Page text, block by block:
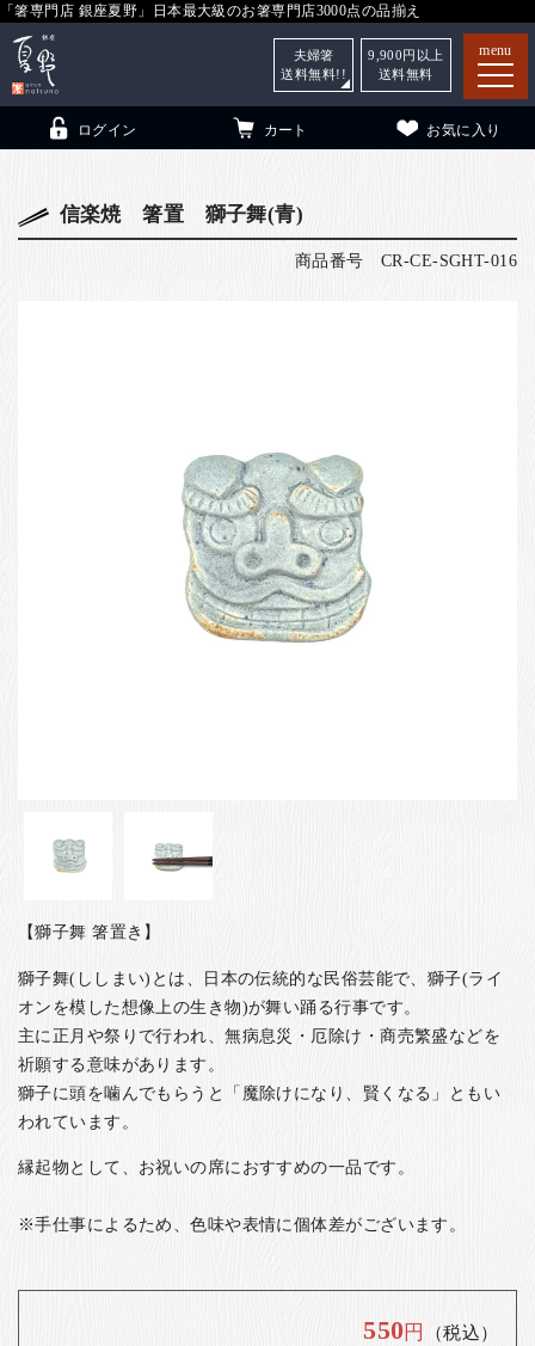
「箸専門店 銀座夏野」日本最大級のお箸専門店3000点の品揃え
menu
法人・飲食店のお客様
ログイン カート お気に入り
夫婦箸
送料無料!!
9,900 円以上
送料無料
信楽焼 箸置 獅子舞(青)
商品番号 CR-CE-SGHT-016
【獅子舞 箸置き】
獅子舞(ししまい)とは、日本の伝統的な民俗芸能で、獅子(ライ
オンを模した想像上の生き物)が舞い踊る行事です。
主に正月や祭りで行われ、無病息災・厄除け・商売繁盛などを
祈願する意味があります。
獅子に頭を噛んでもらうと「魔除けになり、賢くなる」ともい
われています。
縁起物として、お祝いの席におすすめの一品です。
※手仕事によるため、色味や表情に個体差がございます。
550円 （税込）